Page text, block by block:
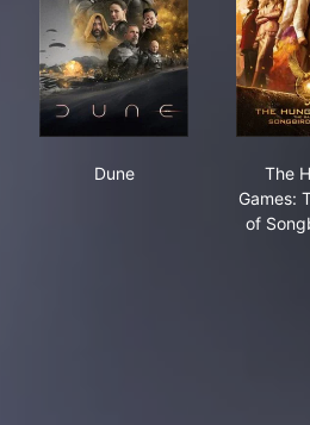
Dune
The
Games:
of